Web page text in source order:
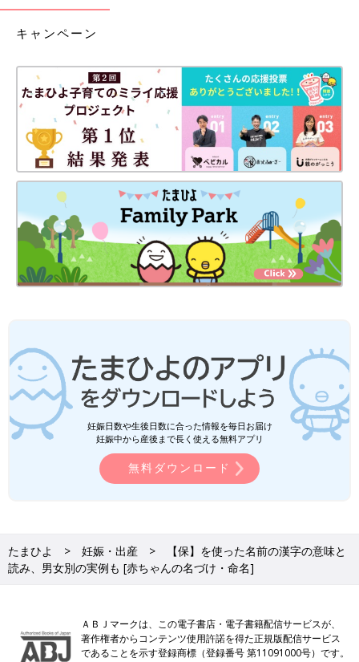
キャンペーン
妊娠日数や生後日数に合った情報を毎日お届け
妊娠中から産後まで長く使える無料アプリ
無料ダウンロード
たまひよ 妊娠・出産
【保】を使った名前の漢字の意味と
読み、男女別の実例も [赤ちゃんの名づけ・命名]
ＡＢＪマークは、この電子書店・電子書籍配信サービスが、
著作権者からコンテンツ使用許諾を得た正規版配信サービス
であることを示す登録商標（登録番号 第11091000号）です。